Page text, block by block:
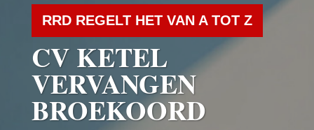
RRD REGELT HET VAN A TOT Z
CV KETEL
VERVANGEN
BROEKOORD